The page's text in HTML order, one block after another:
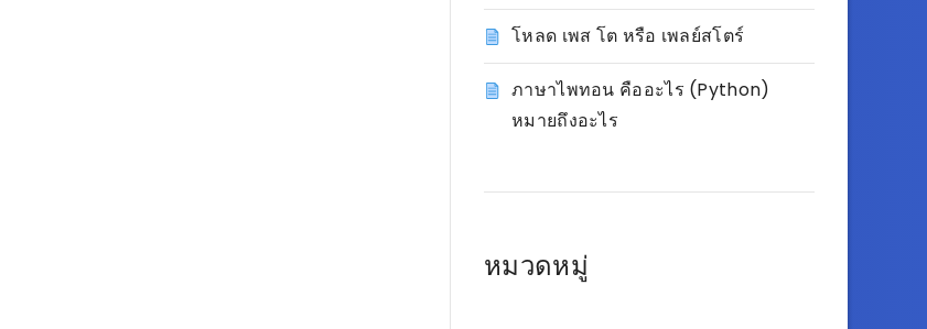
โหลด เพส โต หรือ เพลย์สโตร์
ภาษาไพทอน คืออะไร (Python)
หมายถึงอะไร
หมวดหมู่